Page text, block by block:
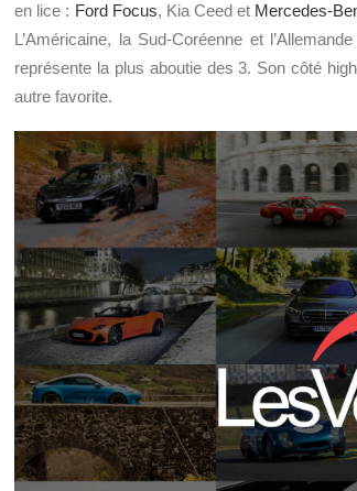
en lice : Ford Focus, Kia Ceed et Mercedes-
L’Américaine, la Sud-Coréenne et
représente la plus aboutie des 3. Son côté
autre favorite.